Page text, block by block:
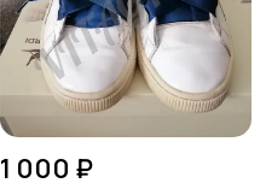
1 000 ₽